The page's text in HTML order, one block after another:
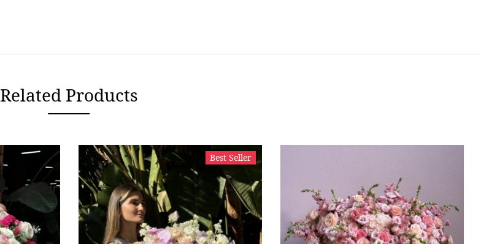
Related Products
Best Seller